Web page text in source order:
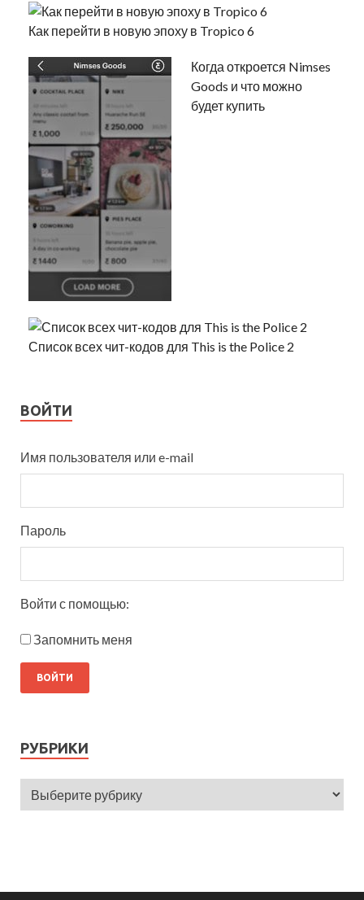
Как перейти в новую эпоху в Tropico 6
Когда откроется Nimses
Goods и что можно
будет купить
Список всех чит-кодов для This is the Police 2
ВОЙТИ
Имя пользователя или e-mail
Пароль
Войти с помощью:
Запомнить меня
РУБРИКИ